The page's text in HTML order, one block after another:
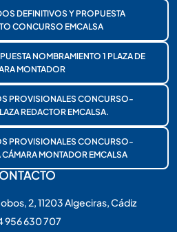
DEFINITIVOS Y PROPUESTA
CONCURSO EMCALSA
NOMBRAMIENTO 1 PLAZA DE
MONTADOR
PROVISIONALES CONCURSO-
REDACTOR EMCALSA.
PROVISIONALES CONCURSO-
MONTADOR EMCALSA
2, 11203 Algeciras, Cádiz
956 630 707